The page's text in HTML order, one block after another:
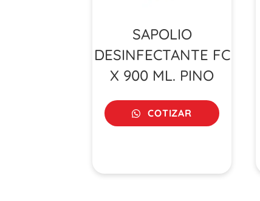
SAPOLIO
DESINFECTANTE FC
X 900 ML. PINO
COTIZAR